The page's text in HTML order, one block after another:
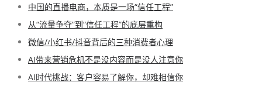
中国的直播电商，本质是一场“信任工程”
从“流量争夺”到“信任工程”的底层重构
微信/小红书/抖音背后的三种消费者心理
AI带来营销危机不是没内容而是没人注意你
AI时代挑战：客户容易了解你，却难相信你